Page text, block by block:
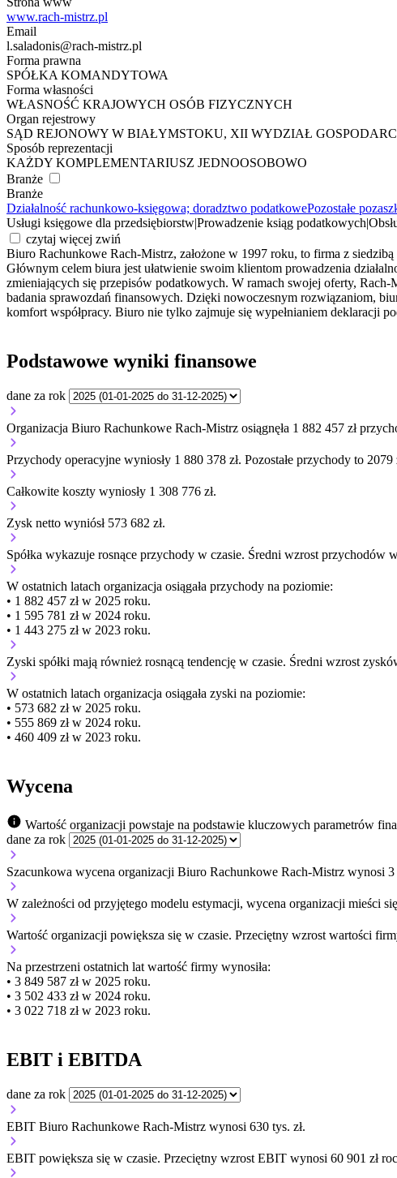
www.rach-mistrz.pl
Email
l.saladonis@rach-mistrz.pl
Forma prawna
SPÓŁKA KOMANDYTOWA
Forma własności
WŁASNOŚĆ KRAJOWYCH OSÓB FIZYCZNYCH
Organ rejestrowy
SĄD REJONOWY W BIAŁYMSTOKU, XII WYDZIAŁ
Sposób reprezentacji
KAŻDY KOMPLEMENTARIUSZ JEDNOOSOBOWO
Branże
Branże
Działalność rachunkowo-księgowa; doradztwo podatkowePozostałe
Usługi księgowe dla przedsiębiorstwProwadzenie ksiąg podatkowych
czytaj więcej zwiń
Biuro Rachunkowe Rach-Mistrz, założone w 1997 roku, to firma z
Głównym celem biura jest ułatwienie swoim klientom prowadzenia
zmieniających się przepisów podatkowych. W ramach swojej oferty,
badania sprawozdań finansowych. Dzięki nowoczesnym rozwiązaniom,
komfort współpracy. Biuro nie tylko zajmuje się wypełnianiem deklaracji
Podstawowe wyniki finansowe
dane za rok
Organizacja Biuro Rachunkowe Rach-Mistrz osiągnęła 1 882 457 zł
Przychody operacyjne wyniosły 1 880 378 zł. Pozostałe przychody to 2079
Całkowite koszty wyniosły 1 308 776 zł.
Zysk netto wyniósł 573 682 zł.
Spółka wykazuje rosnące przychody w czasie. Średni wzrost przychodów
W ostatnich latach organizacja osiągała przychody na poziomie:
• 1 882 457 zł w 2025 roku.
• 1 595 781 zł w 2024 roku.
• 1 443 275 zł w 2023 roku.
Zyski spółki mają również rosnącą tendencję w czasie. Średni wzrost
W ostatnich latach organizacja osiągała zyski na poziomie:
• 573 682 zł w 2025 roku.
• 555 869 zł w 2024 roku.
• 460 409 zł w 2023 roku.
Wycena
Wartość organizacji powstaje na podstawie kluczowych parametrów
dane za rok
Szacunkowa wycena organizacji Biuro Rachunkowe Rach-Mistrz wynosi 3
W zależności od przyjętego modelu estymacji, wycena organizacji mieści
Wartość organizacji powiększa się w czasie. Przeciętny wzrost wartości
Na przestrzeni ostatnich lat wartość firmy wynosiła:
• 3 849 587 zł w 2025 roku.
• 3 502 433 zł w 2024 roku.
• 3 022 718 zł w 2023 roku.
EBIT i EBITDA
dane za rok
EBIT Biuro Rachunkowe Rach-Mistrz wynosi 630 tys. zł.
EBIT powiększa się w czasie. Przeciętny wzrost EBIT wynosi 60 901 zł